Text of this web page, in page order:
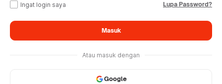
Ingat login saya Lupa Password?
Masuk
Atau masuk dengan
Google